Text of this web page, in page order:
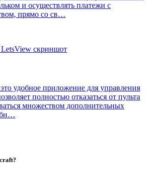
и осуществлять платежи с
прямо со св…
удобное приложение для управления
полностью отказаться от пульта
множеством дополнительных